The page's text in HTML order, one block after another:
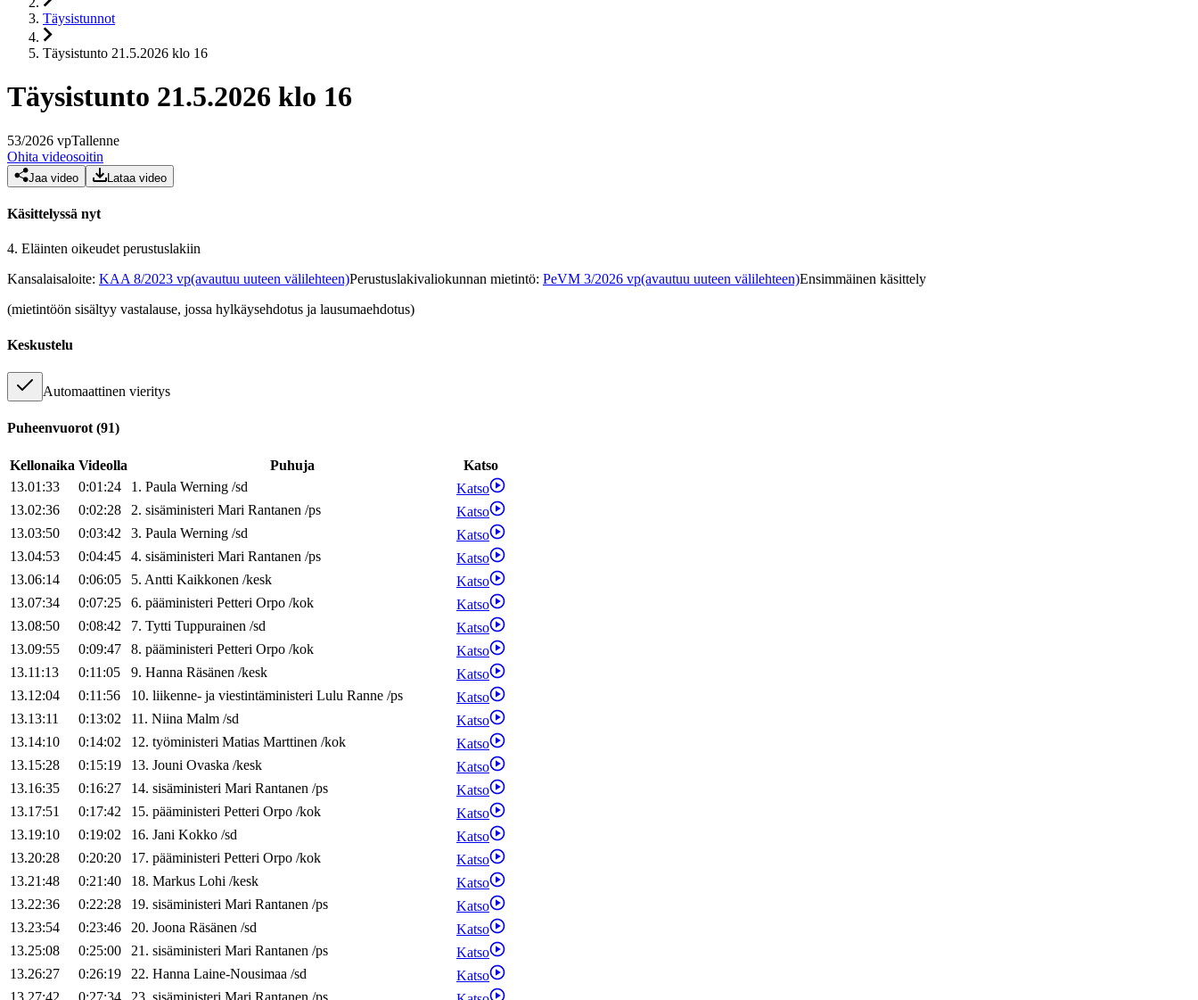
Täysistunnot
Täysistunto 21.5.2026 klo 16
Täysistunto 21.5.2026 klo 16
53/2026 vpTallenne
Ohita videosoitin
Jaa video Lataa video
Käsittelyssä nyt
4. Eläinten oikeudet perustuslakiin
Kansalaisaloite: KAA 8/2023 vp(avautuu uuteen välilehteen)Perustuslakivaliokunnan mietintö: PeVM 3/2026 vp(avautuu uuteen välilehteen)Ensimmäinen käsittely
(mietintöön sisältyy vastalause, jossa hylkäysehdotus ja lausumaehdotus)
Keskustelu
Automaattinen vieritys
Puheenvuorot (91)
Kellonaika Videolla Puhuja
Katso
13.01:33
0:01:24 1. Paula Werning /sd
Katso
13.02:36
0:02:28 2. sisäministeri Mari Rantanen /ps
Katso
13.03:50
0:03:42 3. Paula Werning /sd
Katso
13.04:53
0:04:45 4. sisäministeri Mari Rantanen /ps
Katso
13.06:14
0:06:05 5. Antti Kaikkonen /kesk
Katso
13.07:34
0:07:25 6. pääministeri Petteri Orpo /kok
Katso
13.08:50
0:08:42 7. Tytti Tuppurainen /sd
Katso
13.09:55
0:09:47 8. pääministeri Petteri Orpo /kok
Katso
13.11:13
0:11:05 9. Hanna Räsänen /kesk
Katso
13.12:04
0:11:56 10. liikenne- ja viestintäministeri Lulu Ranne /ps
Katso
13.13:11
0:13:02 11. Niina Malm /sd
Katso
13.14:10
0:14:02 12. työministeri Matias Marttinen /kok
Katso
13.15:28
0:15:19 13. Jouni Ovaska /kesk
Katso
13.16:35
0:16:27 14. sisäministeri Mari Rantanen /ps
Katso
13.17:51
0:17:42 15. pääministeri Petteri Orpo /kok
Katso
13.19:10
0:19:02 16. Jani Kokko /sd
Katso
13.20:28
0:20:20 17. pääministeri Petteri Orpo /kok
Katso
13.21:48
0:21:40 18. Markus Lohi /kesk
Katso
13.22:36
0:22:28 19. sisäministeri Mari Rantanen /ps
Katso
13.23:54
0:23:46 20. Joona Räsänen /sd
Katso
13.25:08
0:25:00 21. sisäministeri Mari Rantanen /ps
Katso
13.26:27
0:26:19 22. Hanna Laine-Nousimaa /sd
Katso